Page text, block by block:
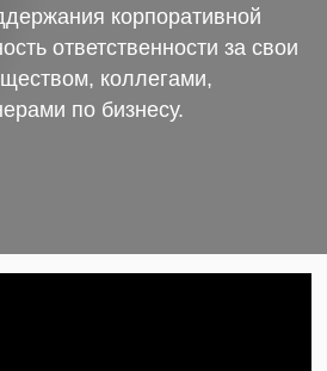
корпоративной
ответственности за свои
коллегами,
по бизнесу.